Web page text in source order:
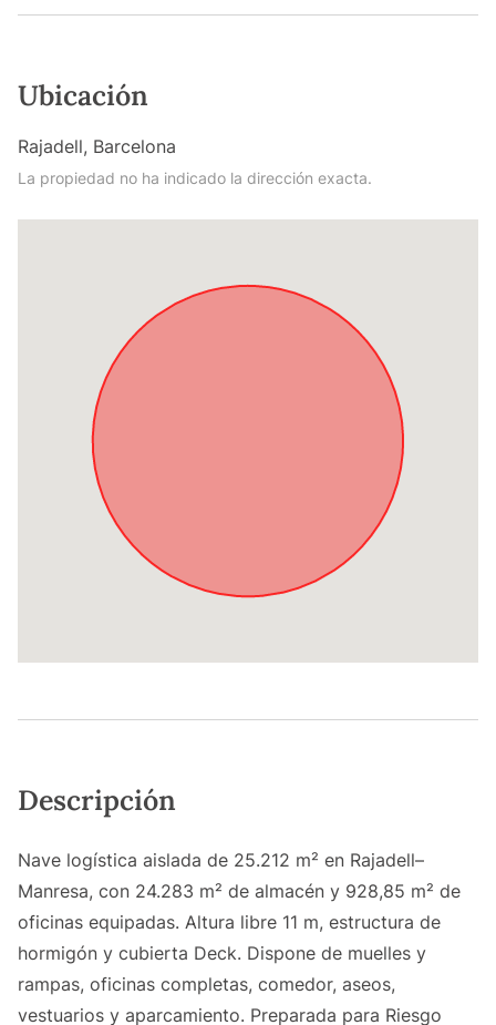
Ubicación
Rajadell, Barcelona
La propiedad no ha indicado la dirección exacta.
Descripción
Nave logística aislada de 25.212 m² en Rajadell–
Manresa, con 24.283 m² de almacén y 928,85 m² de
oficinas equipadas. Altura libre 11 m, estructura de
hormigón y cubierta Deck. Dispone de muelles y
rampas, oficinas completas, comedor, aseos,
vestuarios y aparcamiento. Preparada para Riesgo